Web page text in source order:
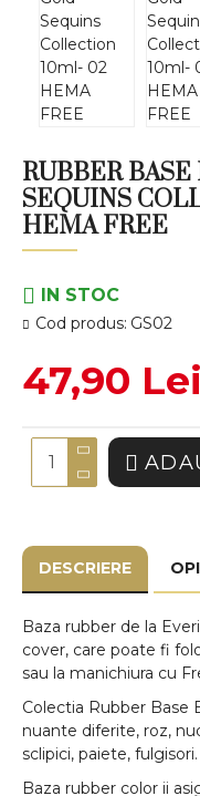
RUBBER
SEQUINS
HEMA FREE
IN STOC
Cod produs: GS02
47,90 Lei
DESCRIERE
Baza rubber de la
cover, care poate fi
sau la manichiura cu
Colectia Rubber Base
nuante diferite, roz,
sclipici, paiete, fulgisori.
Baza rubber color ii